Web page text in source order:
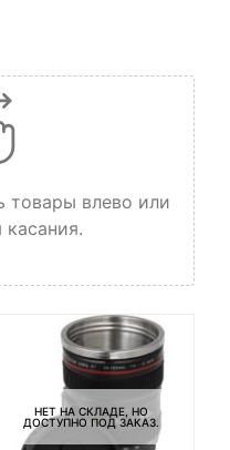
влево или
касания.
НЕТ НА СКЛАДЕ, НО
ДОСТУПНО ПОД ЗАКАЗ.